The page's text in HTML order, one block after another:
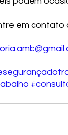
em contato